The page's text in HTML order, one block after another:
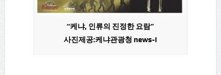
“케냐, 인류의 진정한 요람”
사진제공:케냐관광청 news-i